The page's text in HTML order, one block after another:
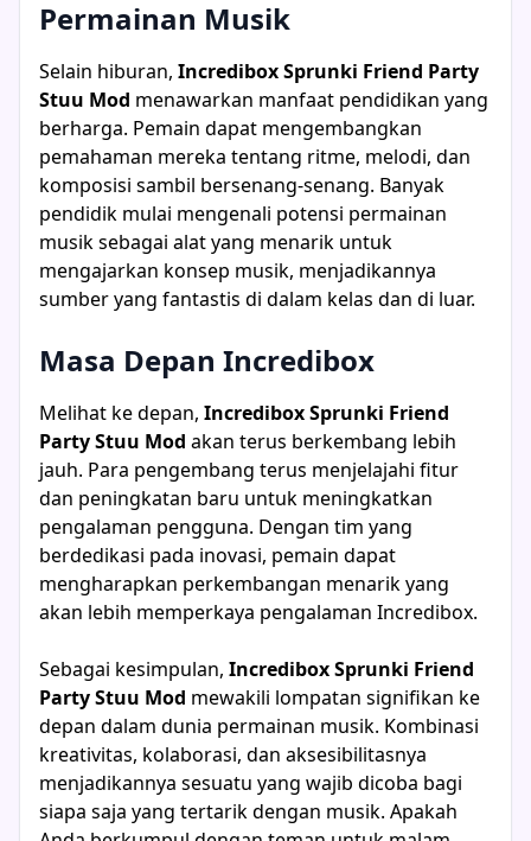
Permainan Musik
Selain hiburan, Incredibox Sprunki Friend Party
Stuu Mod menawarkan manfaat pendidikan yang
berharga. Pemain dapat mengembangkan
pemahaman mereka tentang ritme, melodi, dan
komposisi sambil bersenang-senang. Banyak
pendidik mulai mengenali potensi permainan
musik sebagai alat yang menarik untuk
mengajarkan konsep musik, menjadikannya
sumber yang fantastis di dalam kelas dan di luar.
Masa Depan Incredibox
Melihat ke depan, Incredibox Sprunki Friend
Party Stuu Mod akan terus berkembang lebih
jauh. Para pengembang terus menjelajahi fitur
dan peningkatan baru untuk meningkatkan
pengalaman pengguna. Dengan tim yang
berdedikasi pada inovasi, pemain dapat
mengharapkan perkembangan menarik yang
akan lebih memperkaya pengalaman Incredibox.
Sebagai kesimpulan, Incredibox Sprunki Friend
Party Stuu Mod mewakili lompatan signifikan ke
depan dalam dunia permainan musik. Kombinasi
kreativitas, kolaborasi, dan aksesibilitasnya
menjadikannya sesuatu yang wajib dicoba bagi
siapa saja yang tertarik dengan musik. Apakah